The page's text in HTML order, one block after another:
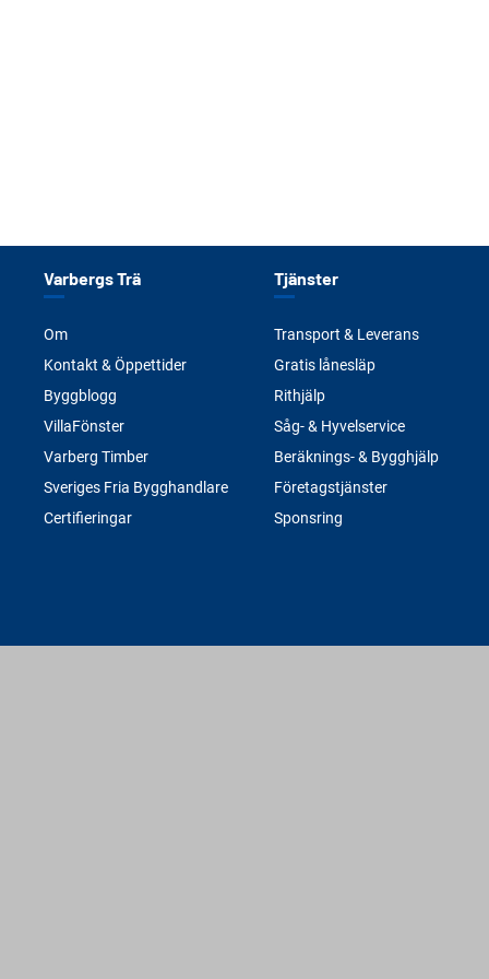
Varbergs Trä
Om
Kontakt & Öppettider
Byggblogg
VillaFönster
Varberg Timber
Sveriges Fria Bygghandlare
Certifieringar
Tjänster
Transport & Leverans
Gratis lånesläp
Rithjälp
Såg- & Hyvelservice
Beräknings- & Bygghjälp
Företagstjänster
Sponsring